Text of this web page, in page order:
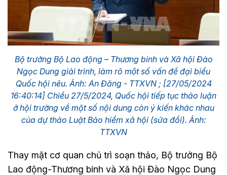
Bộ trưởng Bộ Lao động – Thương binh và Xã hội Đào
Ngọc Dung giải trình, làm rõ một số vấn đề đại biểu
Quốc hội nêu. Ảnh: An Đăng - TTXVN ; [27/05/2024
16:40:14] Chiều 27/5/2024, Quốc hội tiếp tục thảo luận
ở hội trường về một số nội dung còn ý kiến khác nhau
của dự thảo Luật Bảo hiểm xã hội (sửa đổi). Ảnh:
TTXVN
Thay mặt cơ quan chủ trì soạn thảo, Bộ trưởng Bộ
Lao động-Thương binh và Xã hội Đào Ngọc Dung